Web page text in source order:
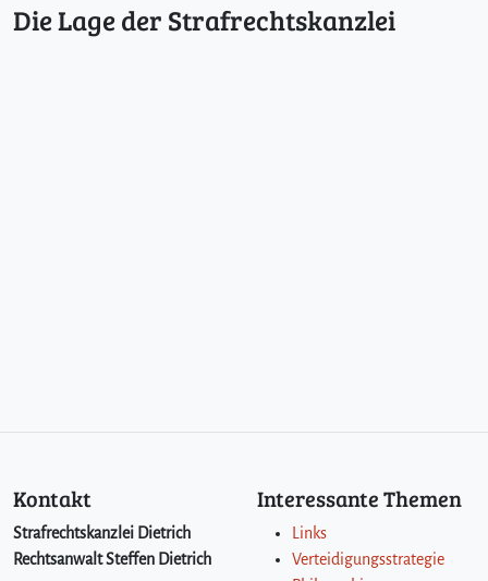
Die Lage der Strafrechtskanzlei
Kontakt
Strafrechtskanzlei Dietrich
Rechtsanwalt Steffen Dietrich
Interessante Themen
Links
Verteidigungsstrategie